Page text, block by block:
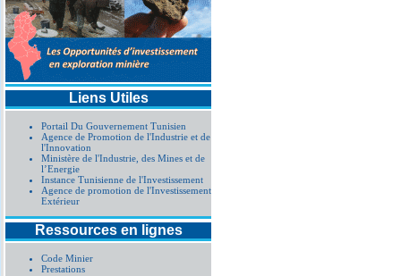
Liens Utiles
Portail Du Gouvernement Tunisien
Agence de Promotion de l'Industrie et de
l'Innovation
Ministère de l'Industrie, des Mines et de
l’Energie
Instance Tunisienne de l'Investissement
Agence de promotion de l'Investissement
Extérieur
Ressources en lignes
Code Minier
Prestations